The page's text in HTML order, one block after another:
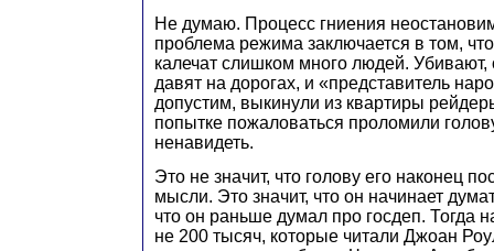
Не думаю. Процесс гниения
проблема режима заключается в том,
калечат слишком много людей.
давят на дорогах, и «представитель
допустим, выкинули из квартиры
попытке пожаловаться проломили
ненавидеть.
Это не значит, что голову его наконец
мысли. Это значит, что он начинает
что он раньше думал про госдеп. Тогда
не 200 тысяч, которые читали Джоан